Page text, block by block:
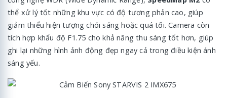
thể xử lý tốt những khu vực có độ tương phản cao, giúp
giảm thiểu hiện tượng chói sáng hoặc quá tối. Camera còn
tích hợp khẩu độ F1.75 cho khả năng thu sáng tốt hơn, giúp
ghi lại những hình ảnh động đẹp ngay cả trong điều kiện ánh
sáng yếu.